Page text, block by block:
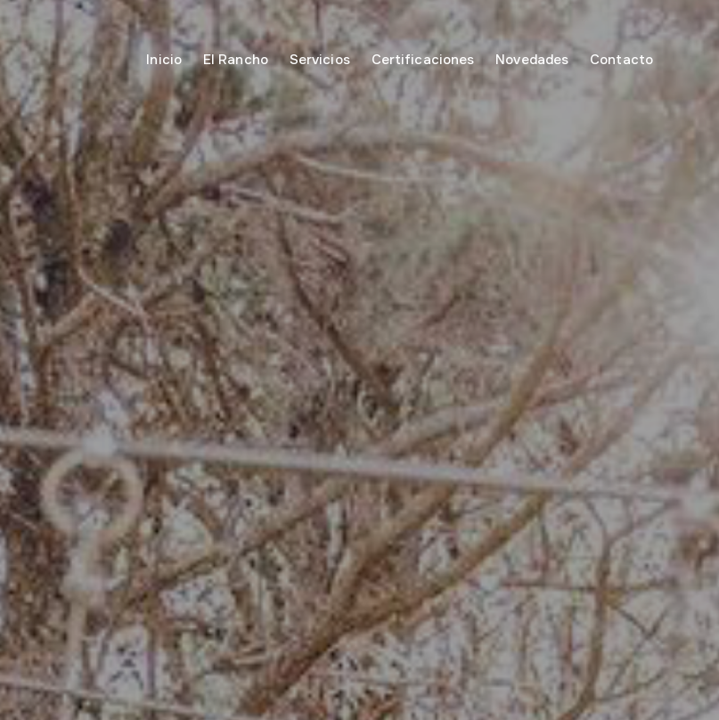
Inicio El Rancho Servicios Certificaciones Novedades Contacto